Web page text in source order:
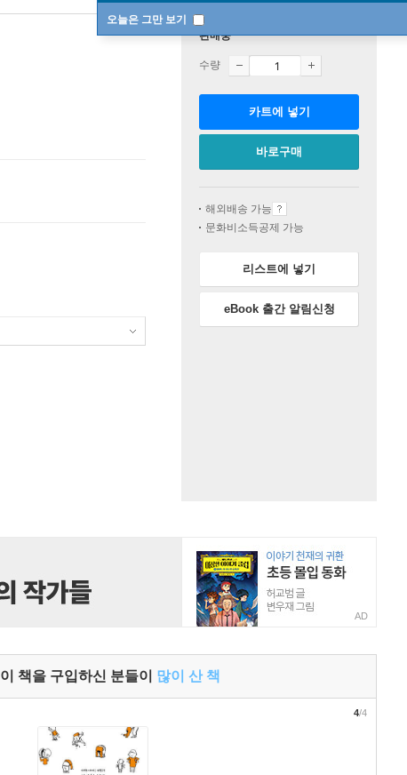
오늘은 그만 보기
판매중
수량
카트에 넣기
바로구매
해외배송 가능
문화비소득공제 가능
리스트에 넣기
eBook 출간 알림신청
AD
이 책을 구입하신 분들이 많이 산 책
4/4